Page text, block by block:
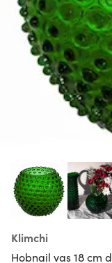
Klimchi
Hobnail vas 18 cm